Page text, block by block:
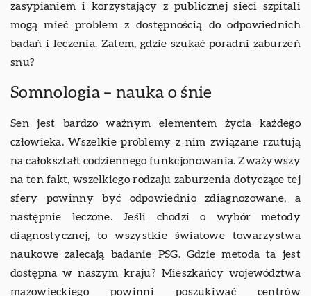
zasypianiem i korzystający z publicznej sieci szpitali
mogą mieć problem z dostępnością do odpowiednich
badań i leczenia. Zatem, gdzie szukać poradni zaburzeń
snu?
Somnologia – nauka o śnie
Sen jest bardzo ważnym elementem życia każdego
człowieka. Wszelkie problemy z nim związane rzutują
na całokształt codziennego funkcjonowania. Zważywszy
na ten fakt, wszelkiego rodzaju zaburzenia dotyczące tej
sfery powinny być odpowiednio zdiagnozowane, a
następnie leczone. Jeśli chodzi o wybór metody
diagnostycznej, to wszystkie światowe towarzystwa
naukowe zalecają badanie PSG. Gdzie metoda ta jest
dostępna w naszym kraju? Mieszkańcy województwa
mazowieckiego powinni poszukiwać centrów